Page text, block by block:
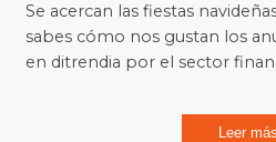
Se acercan las fiestas
sabes cómo nos gustan los
en ditrendia por el sector
Leer más